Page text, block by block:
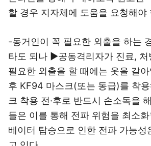
할 경우 지자체에 도움을 요청해야
-동거인이 꼭 필요한 외출을 하는
타도 되나 ▶공동격리자가 진료, 처
필요한 외출을 할 때에는 옷을 갈
후 KF94 마스크(또는 동급)를 착
크 착용 전·후로 반드시 손소독을
들은 이를 통해 전파 위험을 최소
베이터 탑승으로 인한 전파 가능성